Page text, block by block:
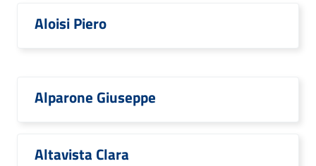
Aloisi Piero
Alparone Giuseppe
Altavista Clara